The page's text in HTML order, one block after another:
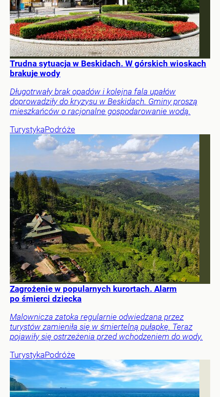
Trudna sytuacja w Beskidach. W górskich wioskach
brakuje wody
Długotrwały brak opadów i kolejna fala upałów
doprowadziły do kryzysu w Beskidach. Gminy proszą
mieszkańców o racjonalne gospodarowanie wodą.
TurystykaPodróże
Zagrożenie w popularnych kurortach. Alarm
po śmierci dziecka
Malownicza zatoka regularnie odwiedzana przez
turystów zamieniła się w śmiertelną pułapkę. Teraz
pojawiły się ostrzeżenia przed wchodzeniem do wody.
TurystykaPodróże